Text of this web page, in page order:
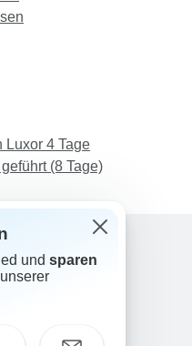
Luxor 4 Tage
(8 Tage)
und sparen